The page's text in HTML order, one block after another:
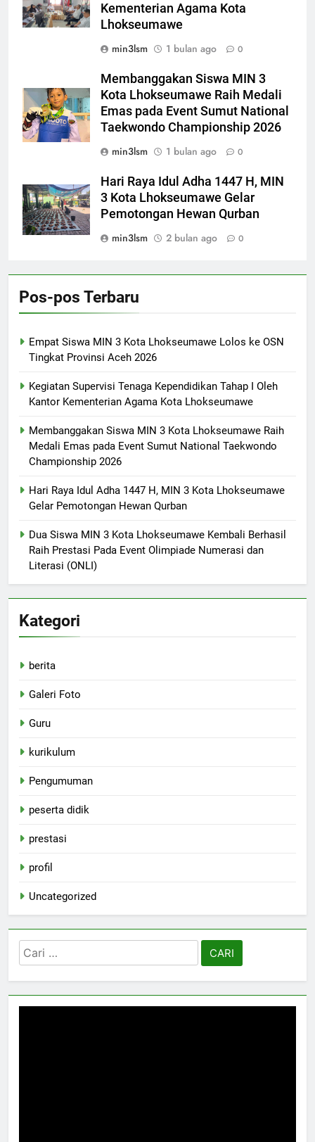
Kementerian Agama Kota
Lhokseumawe
min3lsm
1 bulan ago 0
Membanggakan Siswa MIN 3
Kota Lhokseumawe Raih Medali
Emas pada Event Sumut National
Taekwondo Championship 2026
min3lsm
1 bulan ago 0
Hari Raya Idul Adha 1447 H, MIN
3 Kota Lhokseumawe Gelar
Pemotongan Hewan Qurban
min3lsm
2 bulan ago 0
Pos-pos Terbaru
Empat Siswa MIN 3 Kota Lhokseumawe Lolos ke OSN
Tingkat Provinsi Aceh 2026
Kegiatan Supervisi Tenaga Kependidikan Tahap I Oleh
Kantor Kementerian Agama Kota Lhokseumawe
Membanggakan Siswa MIN 3 Kota Lhokseumawe Raih
Medali Emas pada Event Sumut National Taekwondo
Championship 2026
Hari Raya Idul Adha 1447 H, MIN 3 Kota Lhokseumawe
Gelar Pemotongan Hewan Qurban
Dua Siswa MIN 3 Kota Lhokseumawe Kembali Berhasil
Raih Prestasi Pada Event Olimpiade Numerasi dan
Literasi (ONLI)
Kategori
berita
Galeri Foto
Guru
kurikulum
Pengumuman
peserta didik
prestasi
profil
Uncategorized
Cari
untuk: